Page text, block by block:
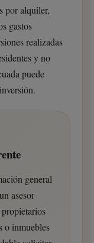
por alquiler,
gastos
realizadas
y no
puede
general
asesor
o inmuebles